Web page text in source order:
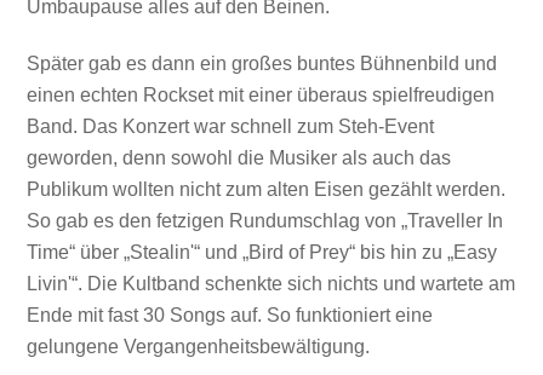
Umbaupause alles auf den Beinen.
Später gab es dann ein großes buntes Bühnenbild und
einen echten Rockset mit einer überaus spielfreudigen
Band. Das Konzert war schnell zum Steh-Event
geworden, denn sowohl die Musiker als auch das
Publikum wollten nicht zum alten Eisen gezählt werden.
So gab es den fetzigen Rundumschlag von „Traveller In
Time“ über „Stealin'“ und „Bird of Prey“ bis hin zu „Easy
Livin'“. Die Kultband schenkte sich nichts und wartete am
Ende mit fast 30 Songs auf. So funktioniert eine
gelungene Vergangenheitsbewältigung.